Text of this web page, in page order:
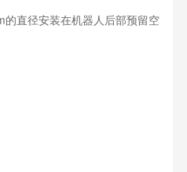
直径安装在机器人后部预留空